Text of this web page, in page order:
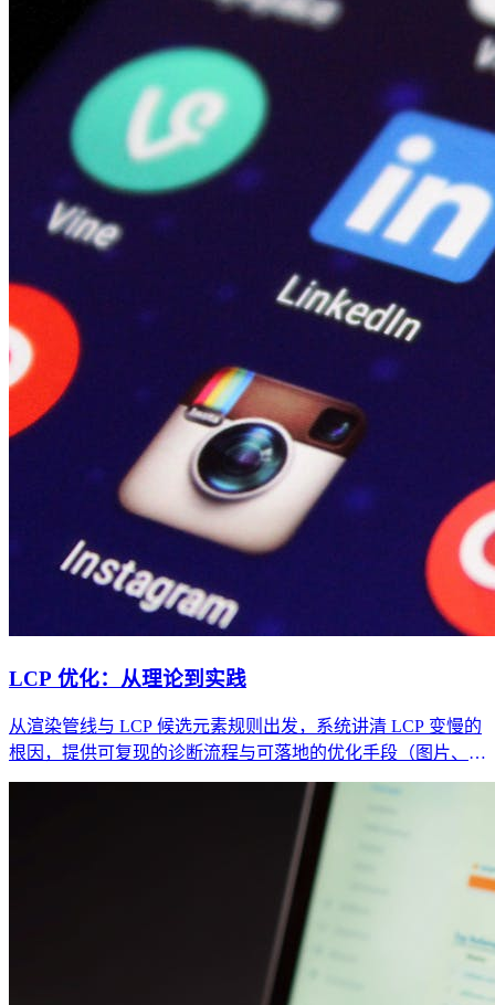
LCP 优化：从理论到实践
从渲染管线与 LCP 候选元素规则出发，系统讲清 LCP 变慢的
根因，提供可复现的诊断流程与可落地的优化手段（图片、字
体、SSR/CSR、资源优先级、CDN）。